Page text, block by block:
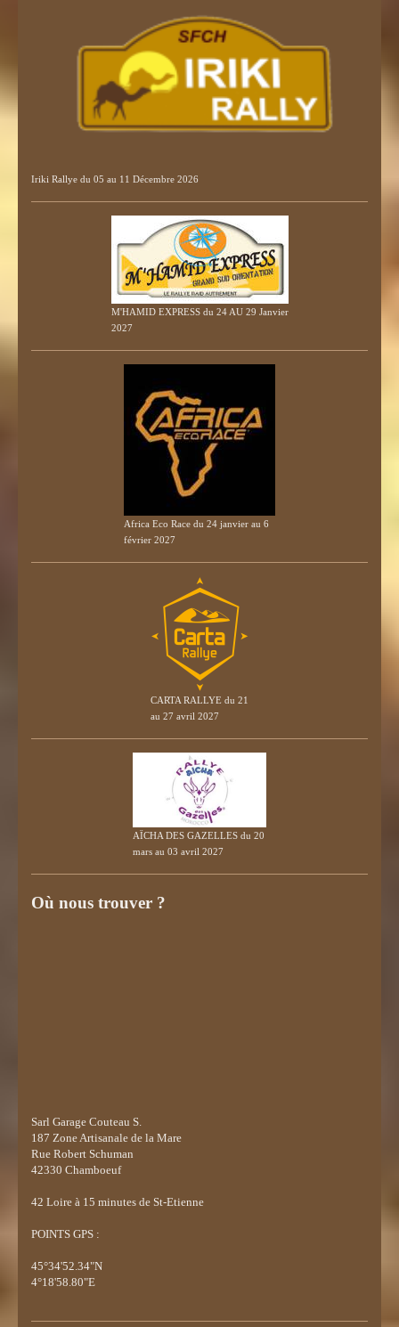
Iriki Rallye du 05 au 11 Décembre 2026
M'HAMID EXPRESS du 24 AU 29 Janvier
2027
Africa Eco Race du 24 janvier au 6
février 2027
CARTA RALLYE du 21
au 27 avril 2027
AÏCHA DES GAZELLES du 20
mars au 03 avril 2027
Où nous trouver ?
Sarl Garage Couteau S.
187 Zone Artisanale de la Mare
Rue Robert Schuman
42330 Chamboeuf
42 Loire à 15 minutes de St-Etienne
POINTS GPS :
45°34'52.34"N
4°18'58.80"E